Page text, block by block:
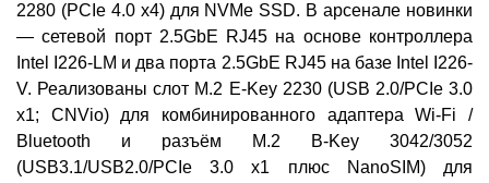
2280 (PCIe 4.0 x4) для NVMe SSD. В арсенале новинки
— сетевой порт 2.5GbE RJ45 на основе контроллера
Intel I226-LM и два порта 2.5GbE RJ45 на базе Intel I226-
V. Реализованы слот M.2 E-Key 2230 (USB 2.0/PCIe 3.0
x1; CNVio) для комбинированного адаптера Wi-Fi /
Bluetooth и разъём M.2 B-Key 3042/3052
(USB3.1/USB2.0/PCIe 3.0 x1 плюс NanoSIM) для